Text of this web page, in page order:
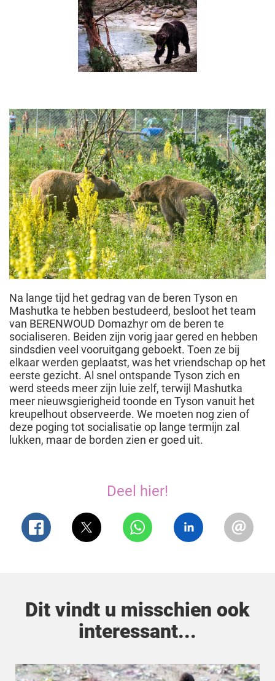
Na lange tijd het gedrag van de beren Tyson en
Mashutka te hebben bestudeerd, besloot het team
van BERENWOUD Domazhyr om de beren te
socialiseren. Beiden zijn vorig jaar gered en hebben
sindsdien veel vooruitgang geboekt. Toen ze bij
elkaar werden geplaatst, was het vriendschap op het
eerste gezicht. Al snel ontspande Tyson zich en
werd steeds meer zijn luie zelf, terwijl Mashutka
meer nieuwsgierigheid toonde en Tyson vanuit het
kreupelhout observeerde. We moeten nog zien of
deze poging tot socialisatie op lange termijn zal
lukken, maar de borden zien er goed uit.
Deel hier!
Dit vindt u misschien ook
interessant...